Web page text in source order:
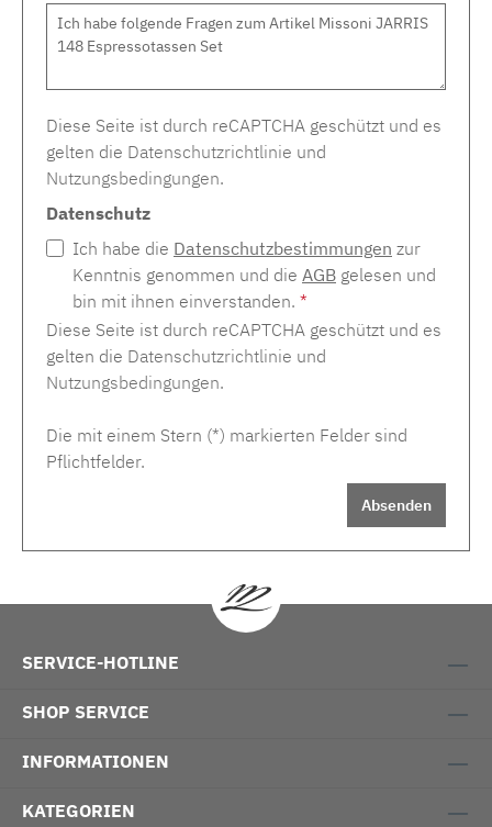
Diese Seite ist durch reCAPTCHA geschützt und es
gelten die Datenschutzrichtlinie und
Nutzungsbedingungen.
Datenschutz
Ich habe die Datenschutzbestimmungen zur
Kenntnis genommen und die AGB gelesen und
bin mit ihnen einverstanden. *
Diese Seite ist durch reCAPTCHA geschützt und es
gelten die Datenschutzrichtlinie und
Nutzungsbedingungen.
Die mit einem Stern (*) markierten Felder sind
Pflichtfelder.
Absenden
SERVICE-HOTLINE
SHOP SERVICE
INFORMATIONEN
KATEGORIEN